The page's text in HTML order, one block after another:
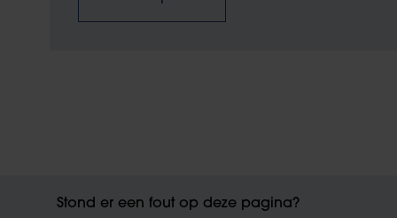
Stond er een fout op deze pagina?